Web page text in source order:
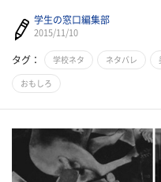
学生の窓口編集部
2015/11/10
タグ： 学校ネタ ネタバレ
おもしろ